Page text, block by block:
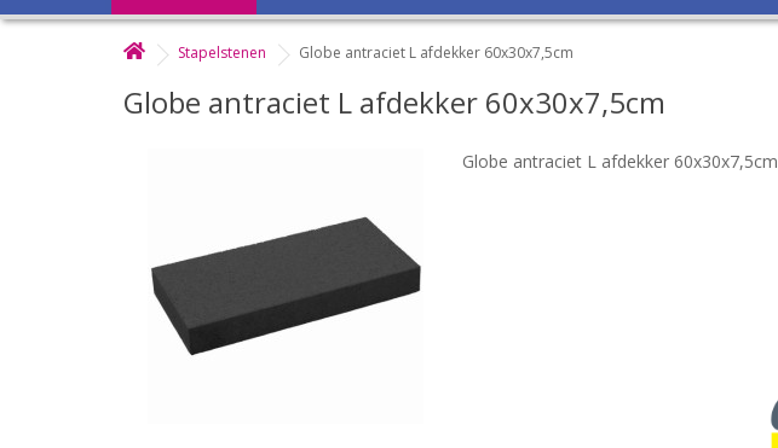
Stapelstenen Globe antraciet L afdekker 60x30x7,5cm
Globe antraciet L afdekker 60x30x7,5cm
Globe antraciet L afdekker 60x30x7,5cm